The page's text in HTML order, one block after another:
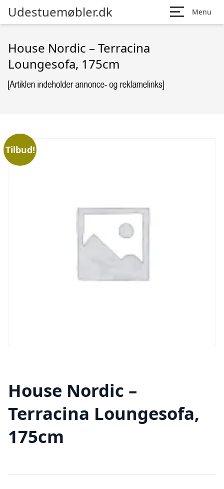
Udestuemøbler.dk Menu
House Nordic – Terracina
Loungesofa, 175cm
Tilbud!
House Nordic –
Terracina Loungesofa,
175cm